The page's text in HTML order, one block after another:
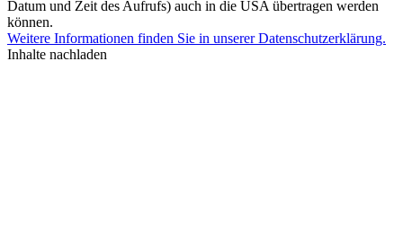
Datum und Zeit des Aufrufs) auch in die USA übertragen werden
können.
Weitere Informationen finden Sie in unserer Datenschutzerklärung.
Inhalte nachladen